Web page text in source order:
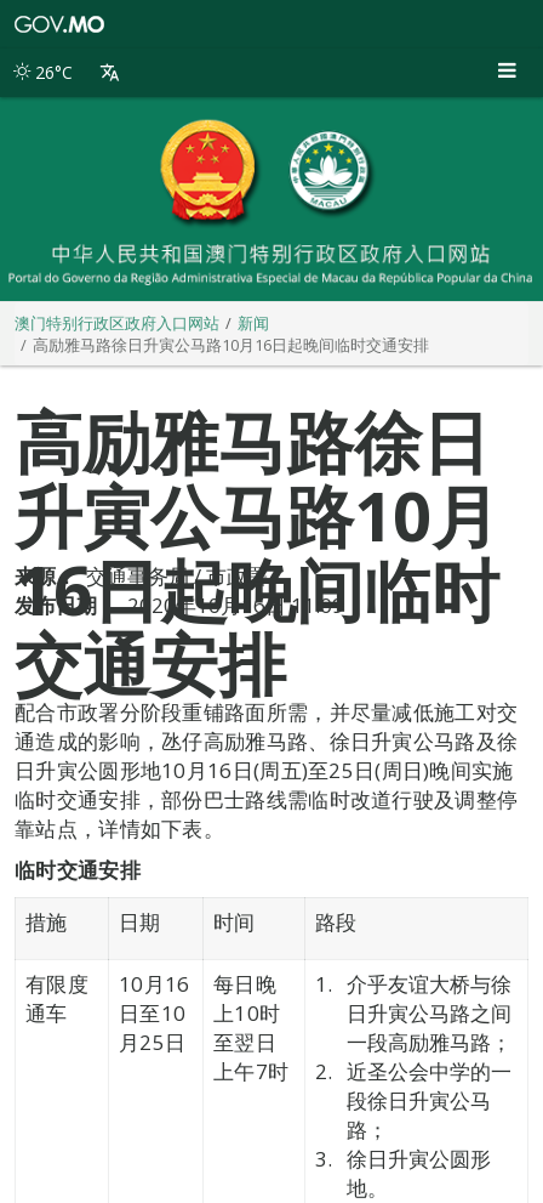
别
26°C
澳门特别行政区政府入口网站
新闻
高励雅马路徐日升寅公马路10月16日起晚间临时交通安排
高励雅马路徐日
升寅公马路10月
16日起晚间临时
交通安排
来源： 交通事务局 / 市政署
发布日期： 2020年10月16日 11:09
配合市政署分阶段重铺路面所需，并尽量减低施工对交
通造成的影响，氹仔高励雅马路、徐日升寅公马路及徐
日升寅公圆形地10月16日(周五)至25日(周日)晚间实施
临时交通安排，部份巴士路线需临时改道行驶及调整停
靠站点，详情如下表。
临时交通安排
措施
日期 时间 路段
有限度
通车
10月16
日至10
月25日
每日晚
上10时
至翌日
上午7时
介乎友谊大桥与徐
日升寅公马路之间
一段高励雅马路；
近圣公会中学的一
段徐日升寅公马
路；
徐日升寅公圆形
地。